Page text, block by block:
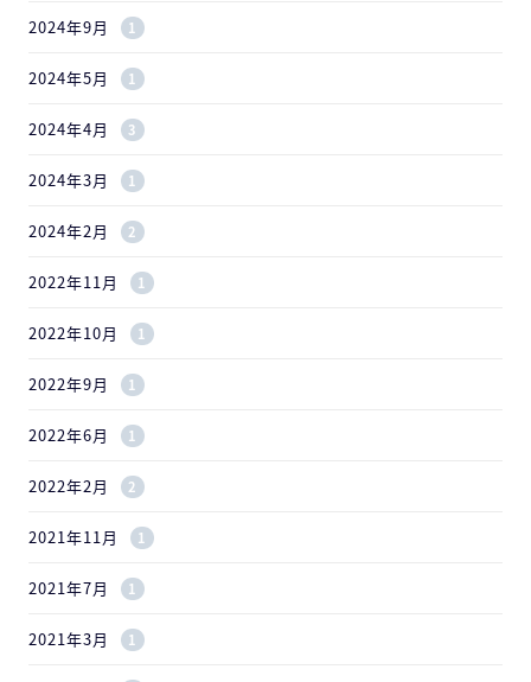
2024年9月 1
2024年5月 1
2024年4月 3
2024年3月 1
2024年2月 2
2022年11月 1
2022年10月 1
2022年9月 1
2022年6月 1
2022年2月 2
2021年11月 1
2021年7月 1
2021年3月 1